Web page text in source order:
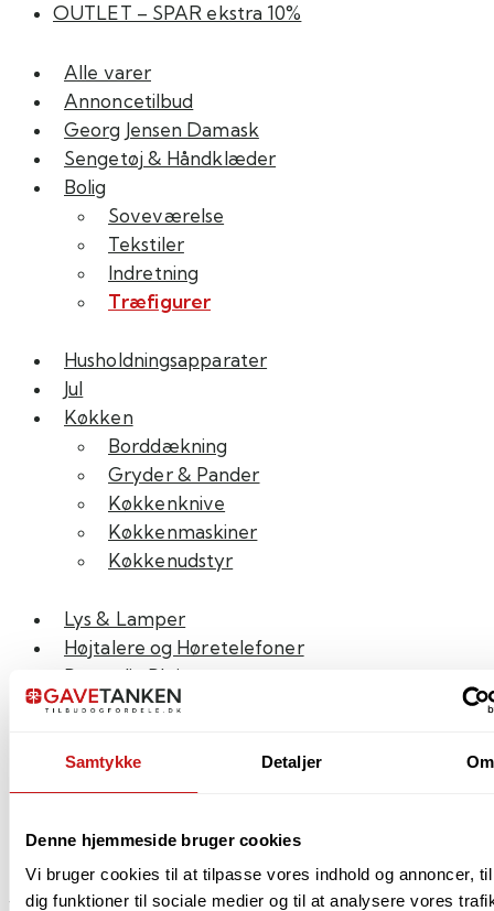
Samtykke Detaljer Om
Denne hjemmeside bruger cookies
Vi bruger cookies til at tilpasse vores indhold og annoncer,
dig funktioner til sociale medier og til at analysere vores
OUTLET – SPAR ekstra 10%
Alle varer
Annoncetilbud
Georg Jensen Damask
Sengetøj & Håndklæder
Bolig
Soveværelse
Tekstiler
Indretning
Træfigurer
Husholdningsapparater
Jul
Køkken
Borddækning
Gryder & Pander
Køkkenknive
Køkkenmaskiner
Køkkenudstyr
Lys & Lamper
Højtalere og Høretelefoner
Personlig Pleje
Rejseartikler
Spil & Legetøj
Udeliv
OUTLET – SPAR ekstra 10%